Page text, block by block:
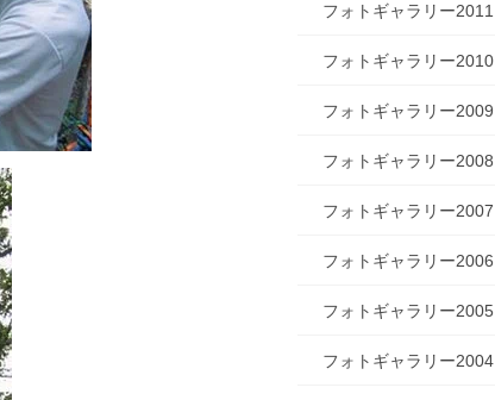
フォトギャラリー2011
フォトギャラリー2010
フォトギャラリー2009
フォトギャラリー2008
フォトギャラリー2007
フォトギャラリー2006
フォトギャラリー2005
フォトギャラリー2004